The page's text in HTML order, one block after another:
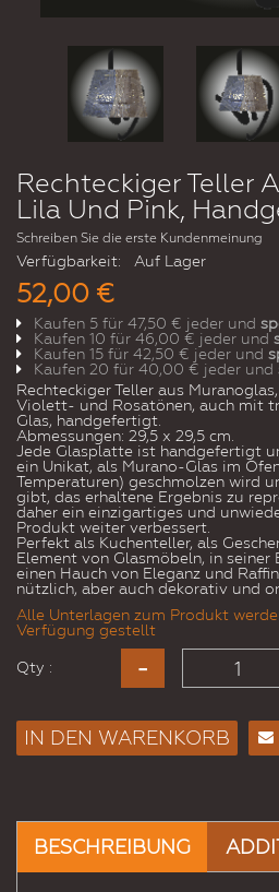
Rechteckiger Teller
Lila Und Pink,
Schreiben Sie die erste Kundenmeinung
Verfügbarkeit: Auf Lager
52,00 €
Kaufen 5 für 47,50 € jeder und
Kaufen 10 für 46,00 € jeder und
Kaufen 15 für 42,50 € jeder und
Kaufen 20 für 40,00 € jeder und
Rechteckiger Teller aus
Violett- und Rosatönen, auch mit
Glas, handgefertigt.
Abmessungen: 29,5 x 29,5 cm.
Jede Glasplatte ist handgefertigt
ein Unikat, als Murano-Glas im
Temperaturen) geschmolzen wird
gibt, das erhaltene Ergebnis zu
daher ein einzigartiges und
Produkt weiter verbessert.
Perfekt als Kuchenteller, als
Element von Glasmöbeln, in seiner
einen Hauch von Eleganz und
nützlich, aber auch dekorativ und
Alle Unterlagen zum Produkt
Verfügung gestellt
Qty :
IN DEN WARENKORB
BESCHREIBUNG